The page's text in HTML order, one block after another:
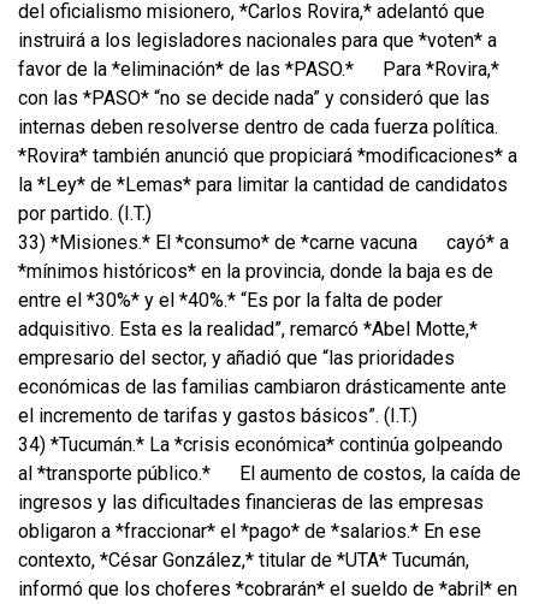
del oficialismo misionero, *Carlos Rovira,* adelantó que
instruirá a los legisladores nacionales para que *voten* a
favor de la *eliminación* de las *PASO.*
Para *Rovira,*
con las *PASO* “no se decide nada” y consideró que las
internas deben resolverse dentro de cada fuerza política.
*Rovira* también anunció que propiciará *modificaciones* a
la *Ley* de *Lemas* para limitar la cantidad de candidatos
por partido. (I.T.)
33) *Misiones.* El *consumo* de *carne vacuna
cayó* a
*mínimos históricos* en la provincia, donde la baja es de
entre el *30%* y el *40%.* “Es por la falta de poder
adquisitivo. Esta es la realidad”, remarcó *Abel Motte,*
empresario del sector, y añadió que “las prioridades
económicas de las familias cambiaron drásticamente ante
el incremento de tarifas y gastos básicos”. (I.T.)
34) *Tucumán.* La *crisis económica* continúa golpeando
al *transporte público.*
El aumento de costos, la caída de
ingresos y las dificultades financieras de las empresas
obligaron a *fraccionar* el *pago* de *salarios.* En ese
contexto, *César González,* titular de *UTA* Tucumán,
informó que los choferes *cobrarán* el sueldo de *abril* en